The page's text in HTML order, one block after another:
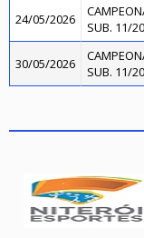
24/05/2026
SUB. 11/
30/05/2026
SUB. 11/